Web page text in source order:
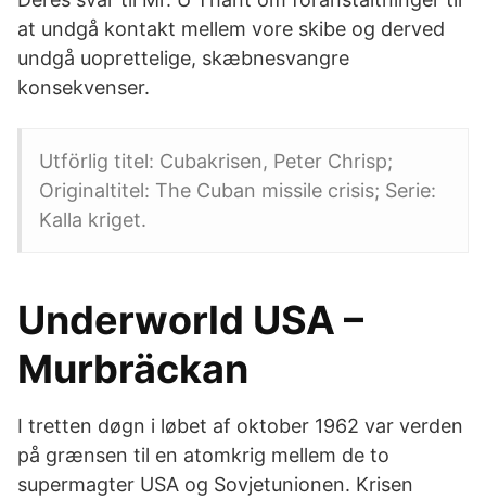
at undgå kontakt mellem vore skibe og derved
undgå uoprettelige, skæbnesvangre
konsekvenser.
Utförlig titel: Cubakrisen, Peter Chrisp;
Originaltitel: The Cuban missile crisis; Serie:
Kalla kriget.
Underworld USA –
Murbräckan
I tretten døgn i løbet af oktober 1962 var verden
på grænsen til en atomkrig mellem de to
supermagter USA og Sovjetunionen. Krisen